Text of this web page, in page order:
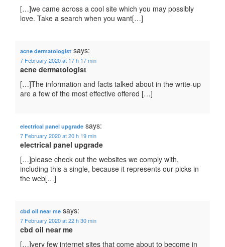
[…]we came across a cool site which you may possibly
love. Take a search when you want[…]
acne dermatologist says:
7 February 2020 at 17 h 17 min
acne dermatologist
[…]The information and facts talked about in the write-up
are a few of the most effective offered […]
electrical panel upgrade says:
7 February 2020 at 20 h 19 min
electrical panel upgrade
[…]please check out the websites we comply with,
including this a single, because it represents our picks in
the web[…]
cbd oil near me says:
7 February 2020 at 22 h 30 min
cbd oil near me
[…]very few internet sites that come about to become in